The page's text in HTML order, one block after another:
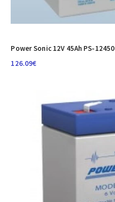
Power Sonic 12V 45Ah PS-12450
126.09€